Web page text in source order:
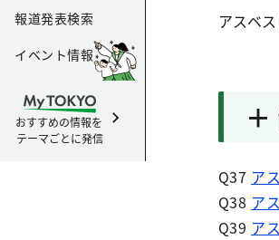
報道発表検索
イベント情報
おすすめの情報を
テーマごとに発信
アスベ
Q37 ア
Q38 ア
Q39 ア